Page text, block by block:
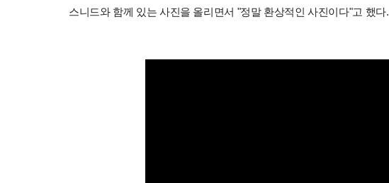
스니드와 함께 있는 사진을 올리면서 "정말 환상적인 사진이다"고 했다.